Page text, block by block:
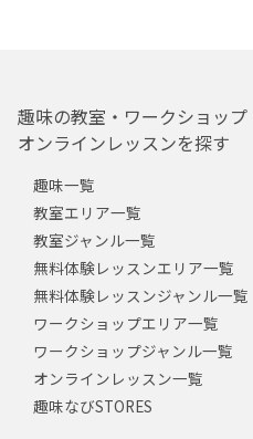
趣味の教室・ワークショップ
オンラインレッスンを探す
趣味一覧
教室エリア一覧
教室ジャンル一覧
無料体験レッスンエリア一覧
無料体験レッスンジャンル一覧
ワークショップエリア一覧
ワークショップジャンル一覧
オンラインレッスン一覧
趣味なびSTORES